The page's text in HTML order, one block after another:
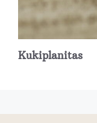
Kukiplanitas